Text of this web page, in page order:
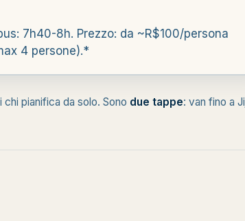
7h40-8h. Prezzo: da ~R$100/persona
4 persone).*
pianifica da solo. Sono due tappe: van fino a